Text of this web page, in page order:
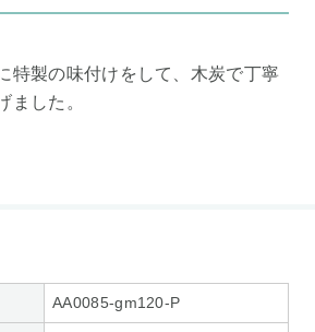
特製の味付けをして、木炭で丁寧
ました。
AA0085-gm120-P